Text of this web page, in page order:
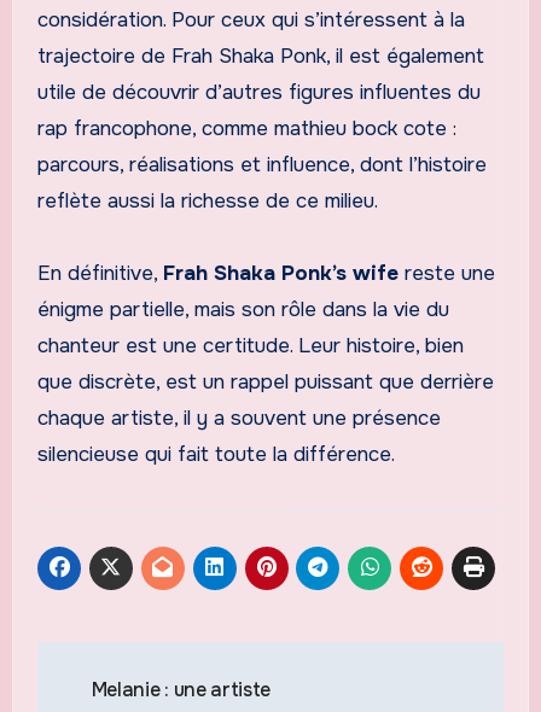
considération. Pour ceux qui s’intéressent à la
trajectoire de Frah Shaka Ponk, il est également
utile de découvrir d’autres figures influentes du
rap francophone, comme mathieu bock cote :
parcours, réalisations et influence, dont l’histoire
reflète aussi la richesse de ce milieu.
En définitive, Frah Shaka Ponk’s wifereste une
énigme partielle, mais son rôle dans la vie du
chanteur est une certitude. Leur histoire, bien
que discrète, est un rappel puissant que derrière
chaque artiste, il y a souvent une présence
silencieuse qui fait toute la différence.
Melanie : une artiste